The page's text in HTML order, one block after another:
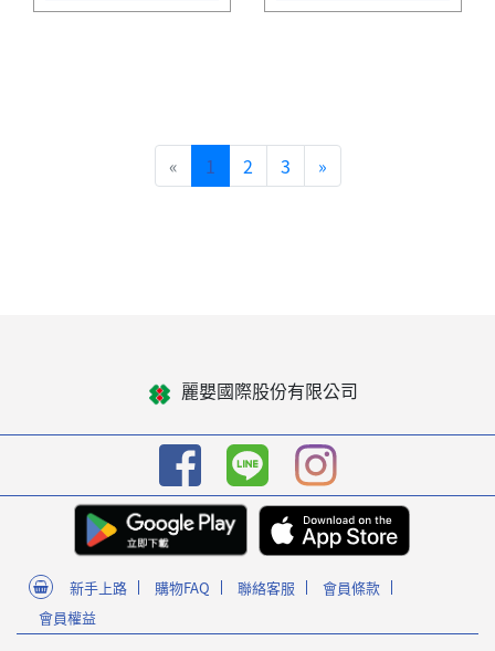
« 1 2 3 »
麗嬰國際股份有限公司
新手上路 購物FAQ 聯絡客服
會員條款
會員權益